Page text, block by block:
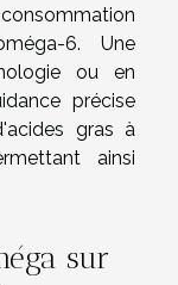
6. Une
ou en
précise
gras à
ainsi
sur